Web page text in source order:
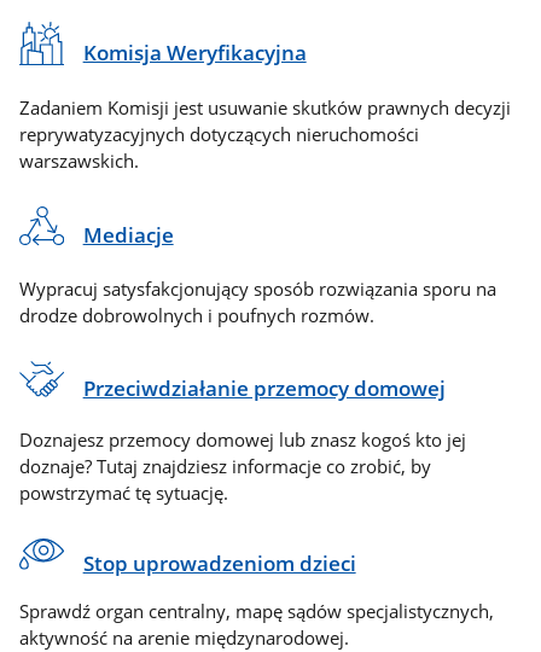
Komisja Weryfikacyjna
Zadaniem Komisji jest usuwanie skutków prawnych decyzji
reprywatyzacyjnych dotyczących nieruchomości
warszawskich.
Mediacje
Wypracuj satysfakcjonujący sposób rozwiązania sporu na
drodze dobrowolnych i poufnych rozmów.
Przeciwdziałanie przemocy domowej
Doznajesz przemocy domowej lub znasz kogoś kto jej
doznaje? Tutaj znajdziesz informacje co zrobić, by
powstrzymać tę sytuację.
Stop uprowadzeniom dzieci
Sprawdź organ centralny, mapę sądów specjalistycznych,
aktywność na arenie międzynarodowej.